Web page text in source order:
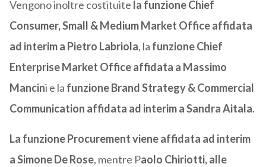
Vengono inoltre costituite la funzione Chief
Consumer, Small & Medium Market Office affidata
ad interim a Pietro Labriola, la funzione Chief
Enterprise Market Office affidata a Massimo
Mancini e la funzione Brand Strategy & Commercial
Communication affidata ad interim a Sandra Aitala.
La funzione Procurement viene affidata ad interim
a Simone De Rose, mentre Paolo Chiriotti, alle